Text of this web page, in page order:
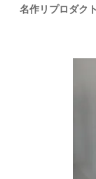
名作リプロダク